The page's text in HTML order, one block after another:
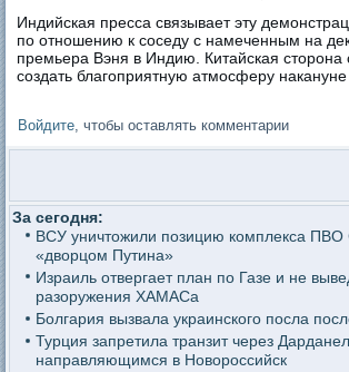
Индийская пресса связывает эту
по отношению к соседу с намеченным на
премьера Вэня в Индию. Китайская сторона
создать благоприятную атмосферу накануне
Войдите , чтобы оставлять комментарии
За сегодня:
ВСУ уничтожили позицию комплекса
«дворцом Путина»
Израиль отвергает план по Газе и не
разоружения ХАМАСа
Болгария вызвала украинского посла
Турция запретила транзит через
направляющимся в Новороссийск